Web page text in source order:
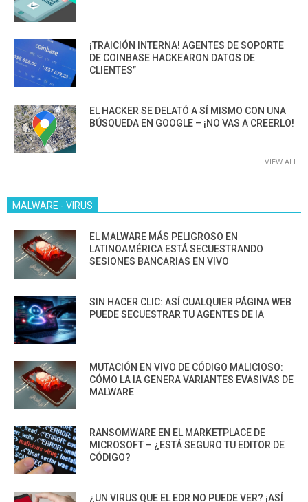
¡TRAICIÓN INTERNA! AGENTES DE SOPORTE
DE COINBASE HACKEARON DATOS DE
CLIENTES”
EL HACKER SE DELATÓ A SÍ MISMO CON UNA
BÚSQUEDA EN GOOGLE – ¡NO VAS A CREERLO!
VIEW ALL
MALWARE - VIRUS
EL MALWARE MÁS PELIGROSO EN
LATINOAMÉRICA ESTÁ SECUESTRANDO
SESIONES BANCARIAS EN VIVO
SIN HACER CLIC: ASÍ CUALQUIER PÁGINA WEB
PUEDE SECUESTRAR TU AGENTES DE IA
MUTACIÓN EN VIVO DE CÓDIGO MALICIOSO:
CÓMO LA IA GENERA VARIANTES EVASIVAS DE
MALWARE
RANSOMWARE EN EL MARKETPLACE DE
MICROSOFT – ¿ESTÁ SEGURO TU EDITOR DE
CÓDIGO?
¿UN VIRUS QUE EL EDR NO PUEDE VER? ¡ASÍ